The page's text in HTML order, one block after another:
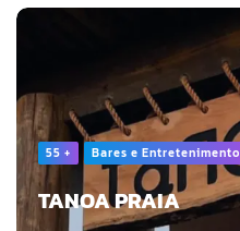
55 + Bares e Entretenimento
TANOA PRAIA